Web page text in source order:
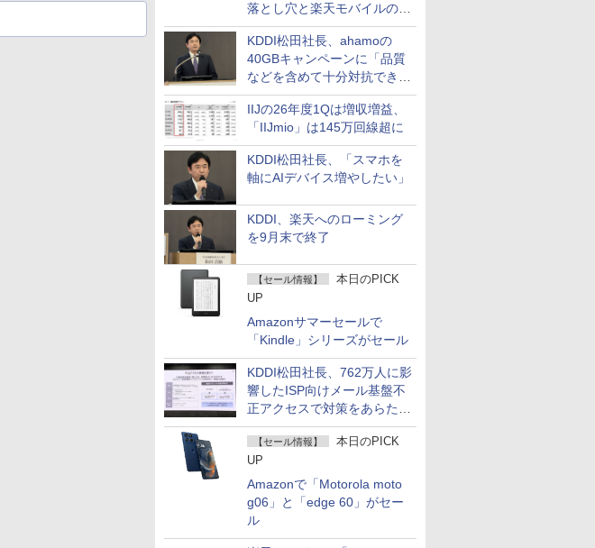
落とし穴と楽天モバイルの課
題
KDDI松田社長、ahamoの
40GBキャンペーンに「品質
などを含めて十分対抗でき
る」
IIJの26年度1Qは増収増益、
「IIJmio」は145万回線超に
KDDI松田社長、「スマホを
軸にAIデバイス増やしたい」
KDDI、楽天へのローミング
を9月末で終了
【セール情報】
本日のPICK
UP
Amazonサマーセールで
「Kindle」シリーズがセール
KDDI松田社長、762万人に影
響したISP向けメール基盤不
正アクセスで対策をあらため
て説明
【セール情報】
本日のPICK
UP
Amazonで「Motorola moto
g06」と「edge 60」がセー
ル